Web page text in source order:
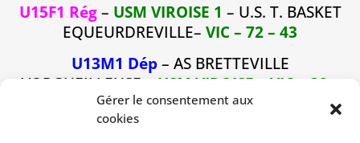
Gérer le consentement aux
cookies
U15F1 Rég– USM VIROISE 1 – U.S. T. BASKET
EQUEURDREVILLE– VIC – 72 – 43
U13M1 Dép– AS BRETTEVILLE
L’ORGUEILLEUSE – USM VIROISE
VIC – 32 –
45